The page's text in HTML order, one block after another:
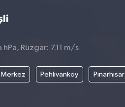
hPa, Rüzgar: 7.11 m/s
Merkez Pehlivanköy Pınarhisar